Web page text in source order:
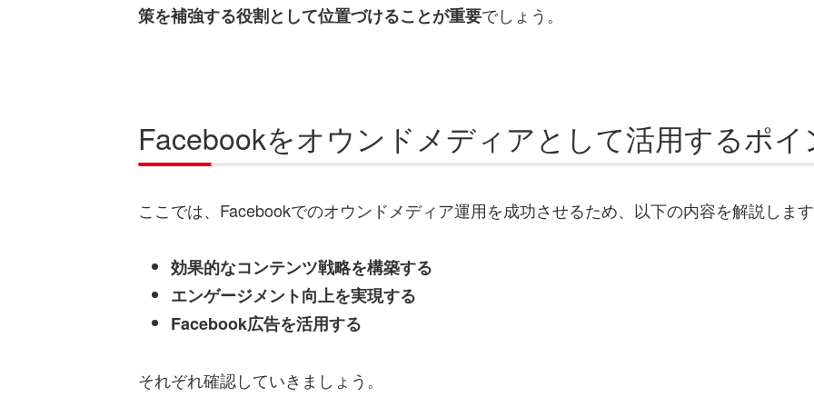
策を補強する役割として位置づけることが重要でしょう。
Facebookをオウンドメディアとして活用するポイ
ここでは、Facebookでのオウンドメディア運用を成功させるため、以下の内容を解説します
効果的なコンテンツ戦略を構築する
エンゲージメント向上を実現する
Facebook広告を活用する
それぞれ確認していきましょう。